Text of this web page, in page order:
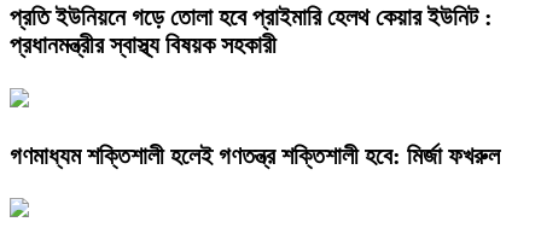
প্রতি ইউনিয়নে গড়ে তোলা হবে প্রাইমারি হেলথ কেয়ার ইউনিট :
প্রধানমন্ত্রীর স্বাস্থ্য বিষয়ক সহকারী
গণমাধ্যম শক্তিশালী হলেই গণতন্ত্র শক্তিশালী হবে: মির্জা ফখরুল